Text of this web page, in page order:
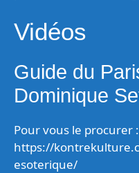
Vidéos
Guide du
Dominique
Pour vous le procurer :
https://
esoterique/